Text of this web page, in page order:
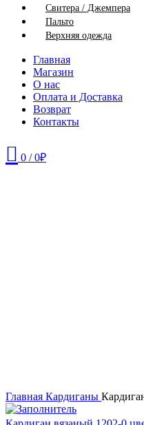
Свитера / Джемпера
Пальто
Верхняя одежда
Главная
Магазин
О нас
Оплата и Доставка
Возврат
Контакты
0 / 0₽
Главная Кардиганы